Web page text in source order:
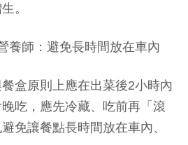
。
師：避免長時間放在車內
盒原則上應在出菜後2小時內
吃，應先冷藏、吃前再「滾
免讓餐點長時間放在車內、